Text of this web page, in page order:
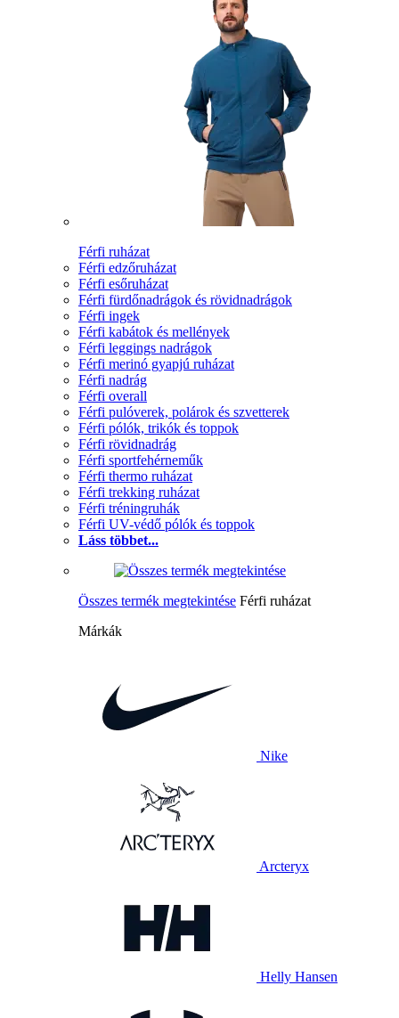
Férfi ruházat
Férfi edzőruházat
Férfi esőruházat
Férfi fürdőnadrágok és rövidnadrágok
Férfi ingek
Férfi kabátok és mellények
Férfi leggings nadrágok
Férfi merinó gyapjú ruházat
Férfi nadrág
Férfi overall
Férfi pulóverek, polárok és szvetterek
Férfi pólók, trikók és toppok
Férfi rövidnadrág
Férfi sportfehérneműk
Férfi thermo ruházat
Férfi trekking ruházat
Férfi tréningruhák
Férfi UV-védő pólók és toppok
Láss többet...
Összes termék megtekintése Férfi ruházat
Márkák
Nike
Arcteryx
Helly Hansen